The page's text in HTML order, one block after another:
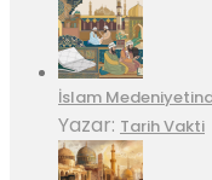
İslam
Yazar: Tarih Vakti